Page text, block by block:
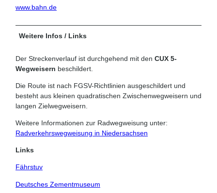
www.bahn.de
Weitere Infos / Links
Der Streckenverlauf ist durchgehend mit den CUX 5-
Wegweisern beschildert.
Die Route ist nach FGSV-Richtlinien ausgeschildert und
besteht aus kleinen quadratischen Zwischenwegweisern und
langen Zielwegweisern.
Weitere Informationen zur Radwegweisung unter:
Radverkehrswegweisung in Niedersachsen
Links
Fährstuv
Deutsches Zementmuseum